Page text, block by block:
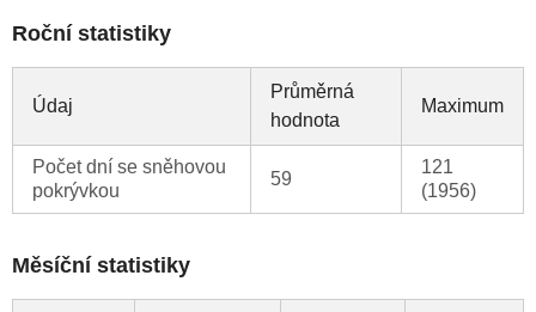
Roční statistiky
Údaj
Průměrná
hodnota
Maximum
Počet dní se sněhovou
pokrývkou
59
121
(1956)
Měsíční statistiky